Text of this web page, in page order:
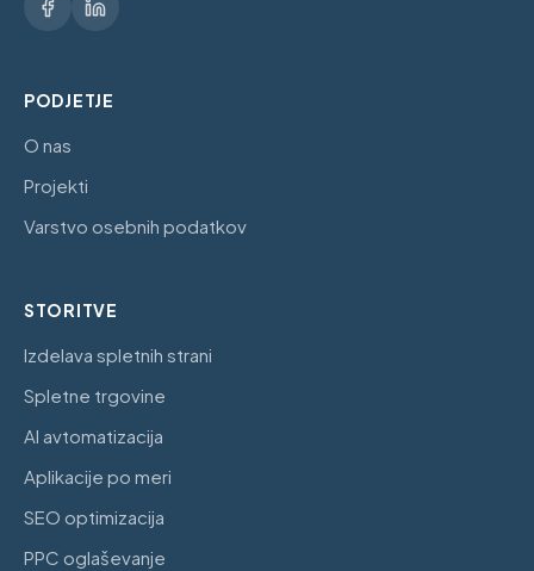
PODJETJE
O nas
Projekti
Varstvo osebnih podatkov
STORITVE
Izdelava spletnih strani
Spletne trgovine
AI avtomatizacija
Aplikacije po meri
SEO optimizacija
PPC oglaševanje